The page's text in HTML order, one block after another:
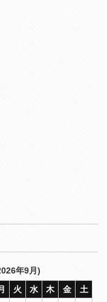
年9月)
火 水 木 金
土